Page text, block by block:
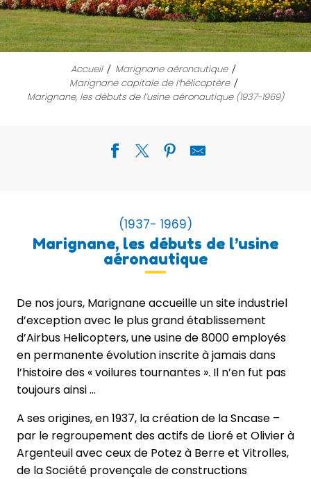
Accueil
Marignane aéronautique
Marignane capitale de l’hélicoptère
Marignane, les débuts de l’usine aéronautique (1937-1969)
(1937- 1969)
Marignane, les débuts de l’usine
aéronautique
De nos jours, Marignane accueille un site industriel
d’exception avec le plus grand établissement
d’Airbus Helicopters, une usine de 8000 employés
en permanente évolution inscrite à jamais dans
l’histoire des « voilures tournantes ». Il n’en fut pas
toujours ainsi …
A ses origines, en 1937, la création de la Sncase –
par le regroupement des actifs de Lioré et Olivier à
Argenteuil avec ceux de Potez à Berre et Vitrolles,
de la Société provençale de constructions